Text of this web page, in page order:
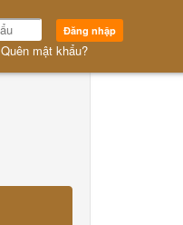
Đăng nhập
Quên mật khẩu?